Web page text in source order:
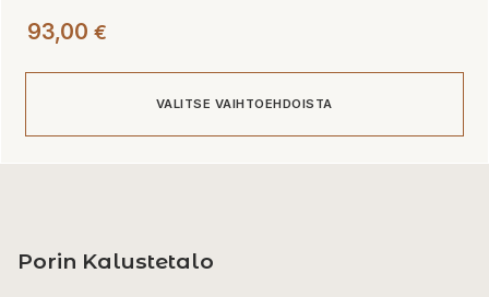
93,00 €
VALITSE VAIHTOEHDOISTA
useampi
Porin Kalustetalo